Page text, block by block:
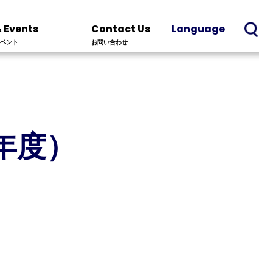
Events
ント
Contact Us
お問い合わせ
Language
）